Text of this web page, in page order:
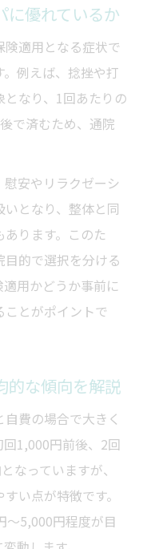
に優れているか
適用となる症状で
例えば、捻挫や打
なり、1回あたりの
で済むため、通院
安やリラクゼーシ
となり、整体と同
ります。このた
的で選択を分ける
用かどうか事前に
とがポイントで
的な傾向を解説
費の場合で大きく
1,000円前後、2回
なっていますが、
い点が特徴です。
〜5,000円程度が目